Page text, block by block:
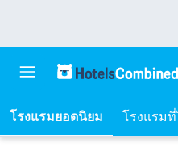
โรงแรมยอดนิยม โรงแรม